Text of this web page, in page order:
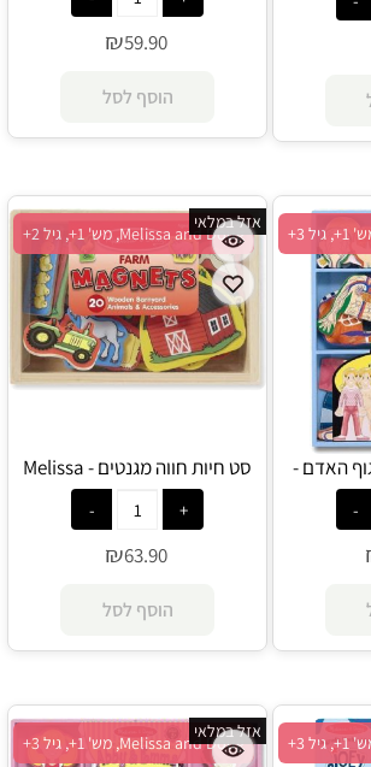
₪59.90
הוסף לסל
האדם -
Melissa and Doug, מש' 1+, גיל 2+
אזל במלאי
סט חיות חווה מגנטים - Melissa
and Doug
₪63.90
הוסף לסל
Melissa and Doug, מש' 1+, גיל 3+
אזל במלאי